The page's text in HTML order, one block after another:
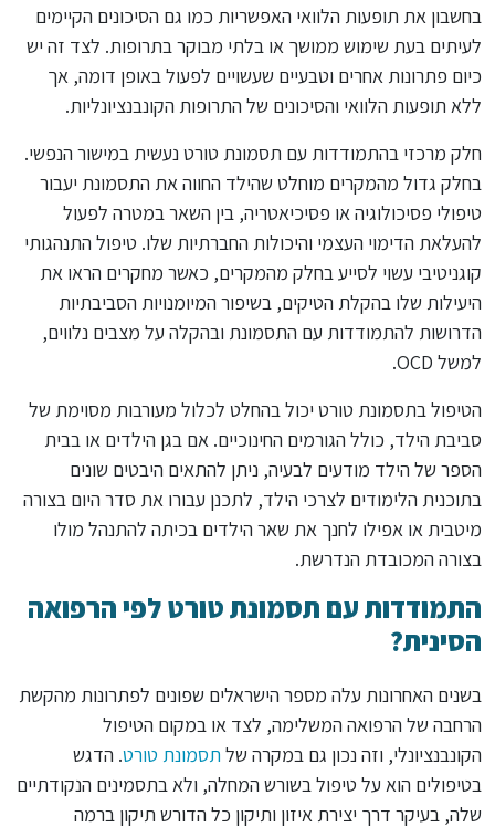
בחשבון את תופעות הלוואי האפשריות כמו גם הסיכונים הקיימים
לעיתים בעת שימוש ממושך או בלתי מבוקר בתרופות. לצד זה יש
כיום פתרונות אחרים וטבעיים שעשויים לפעול באופן דומה, אך
ללא תופעות הלוואי והסיכונים של התרופות הקונבנציונליות.
חלק מרכזי בהתמודדות עם תסמונת טורט נעשית במישור הנפשי.
בחלק גדול מהמקרים מוחלט שהילד החווה את התסמונת יעבור
טיפולי פסיכולוגיה או פסיכיאטריה, בין השאר במטרה לפעול
להעלאת הדימוי העצמי והיכולות החברתיות שלו. טיפול התנהגותי
קוגניטיבי עשוי לסייע בחלק מהמקרים, כאשר מחקרים הראו את
היעילות שלו בהקלת הטיקים, בשיפור המיומנויות הסביבתיות
הדרושות להתמודדות עם התסמונת ובהקלה על מצבים נלווים,
למשל OCD.
הטיפול בתסמונת טורט יכול בהחלט לכלול מעורבות מסוימת של
סביבת הילד, כולל הגורמים החינוכיים. אם בגן הילדים או בבית
הספר של הילד מודעים לבעיה, ניתן להתאים היבטים שונים
בתוכנית הלימודים לצרכי הילד, לתכנן עבורו את סדר היום בצורה
מיטבית או אפילו לחנך את שאר הילדים בכיתה להתנהל מולו
בצורה המכובדת הנדרשת.
התמודדות עם תסמונת טורט לפי הרפואה
הסינית?
בשנים האחרונות עלה מספר הישראלים שפונים לפתרונות מהקשת
הרחבה של הרפואה המשלימה, לצד או במקום הטיפול
הקונבנציונלי, וזה נכון גם במקרה שלתסמונת טורט. הדגש
בטיפולים הוא על טיפול בשורש המחלה, ולא בתסמינים הנקודתיים
שלה, בעיקר דרך יצירת איזון ותיקון כל הדורש תיקון ברמה